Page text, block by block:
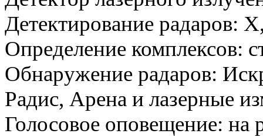
Детектирование радаров:
Определение комплексов:
Обнаружение радаров:
Радис, Арена и лазерные
Голосовое оповещение: на